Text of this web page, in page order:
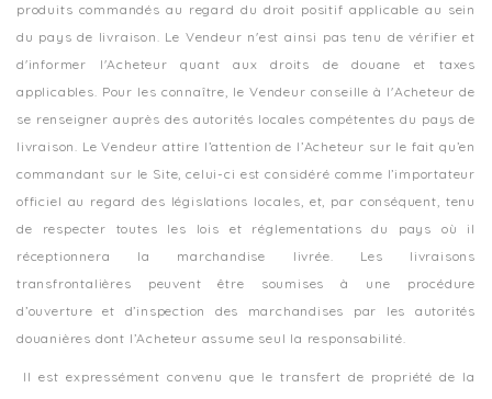
produits commandés au regard du droit positif applicable au sein
du pays de livraison. Le Vendeur n'est ainsi pas tenu de vérifier et
d'informer l'Acheteur quant aux droits de douane et taxes
applicables. Pour les connaître, le Vendeur conseille à l'Acheteur de
se renseigner auprès des autorités locales compétentes du pays de
livraison. Le Vendeur attire l’attention de l’Acheteur sur le fait qu’en
commandant sur le Site, celui-ci est considéré comme l’importateur
officiel au regard des législations locales, et, par conséquent, tenu
de respecter toutes les lois et réglementations du pays où il
réceptionnera la marchandise livrée. Les livraisons
transfrontalières peuvent être soumises à une procédure
d’ouverture et d’inspection des marchandises par les autorités
douanières dont l’Acheteur assume seul la responsabilité.
Il est expressément convenu que le transfert de propriété de la